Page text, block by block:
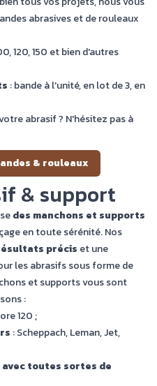
abrasives et de rouleaux
120, 150 et bien d'autres
: bande à l'unité, en lot de 3, en
abrasif ? N'hésitez pas à
& rouleaux
& support
des manchons et supports
en toute sérénité. Nos
précis et une
les abrasifs sous forme de
et supports vous sont
:
120 ;
: Scheppach, Leman, Jet,
toutes sortes de